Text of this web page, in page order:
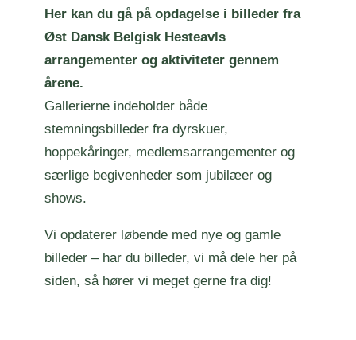
Her kan du gå på opdagelse i billeder fra
Øst Dansk Belgisk Hesteavls
arrangementer og aktiviteter gennem
årene.
Gallerierne indeholder både
stemningsbilleder fra dyrskuer,
hoppekåringer, medlemsarrangementer og
særlige begivenheder som jubilæer og
shows.
Vi opdaterer løbende med nye og gamle
billeder – har du billeder, vi må dele her på
siden, så hører vi meget gerne fra dig!